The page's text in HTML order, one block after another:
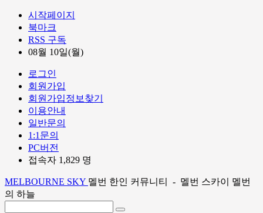
시작페이지
북마크
RSS 구독
08월 10일(월)
로그인
회원가입
회원가입정보찾기
이용안내
일반문의
1:1문의
PC버전
접속자 1,829 명
MELBOURNE SKY 멜번 한인 커뮤니티 - 멜번 스카이 멜번
의 하늘